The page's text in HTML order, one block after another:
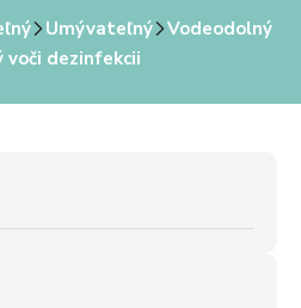
Umývateľný
Vodeodolný
voči dezinfekcii